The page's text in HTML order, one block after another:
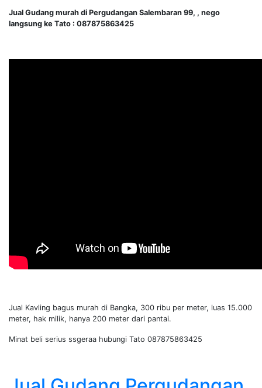
Jual Gudang murah di Pergudangan Salembaran 99, , nego
langsung ke Tato : 087875863425
Jual Kavling bagus murah di Bangka, 300 ribu per meter, luas 15.000
meter, hak milik, hanya 200 meter dari pantai.
Minat beli serius ssgeraa hubungi Tato 087875863425